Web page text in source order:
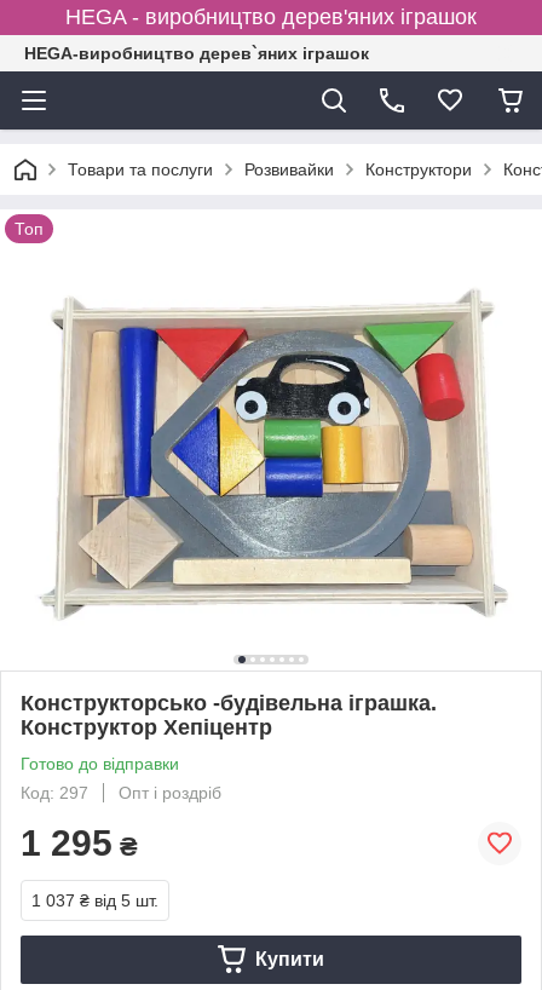
HEGA - виробництво дерев'яних іграшок
HEGA-виробництво дерев`яних іграшок
Товари та послуги Розвивайки Конструктори
Топ
Конструкторсько -будiвельна iграшка.
Конструктор Хепіцентр
Готово до відправки
Код: 297
Опт і роздріб
1 295 ₴
1 037 ₴ від 5 шт.
Купити